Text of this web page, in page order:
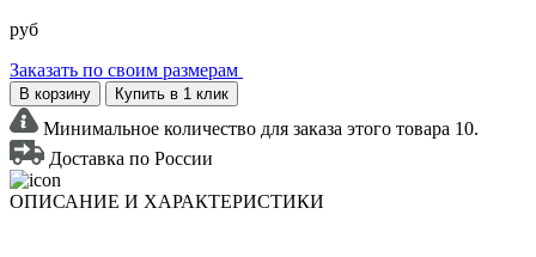
руб
Заказать по своим размерам
В корзину Купить в 1 клик
Минимальное количество для заказа этого товара 10.
Доставка по России
ОПИСАНИЕ И ХАРАКТЕРИСТИКИ